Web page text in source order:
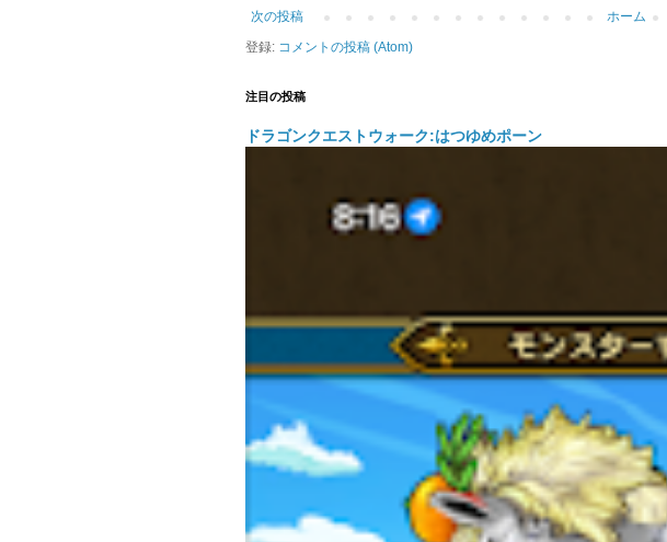
次の投稿
ホーム
登録: コメントの投稿 (Atom)
注目の投稿
ドラゴンクエストウォーク:はつゆめポーン